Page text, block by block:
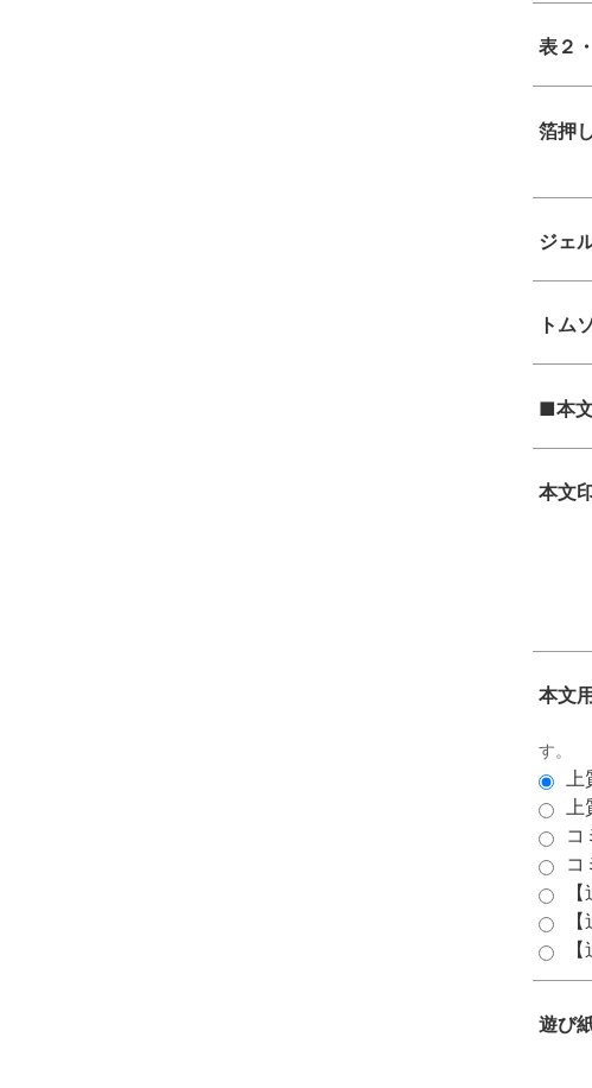
表２
箔押
ジェ
トム
■本
本文
本文
す。
コ
コ
遊び